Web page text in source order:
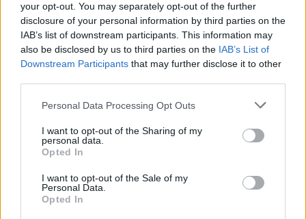
your opt-out. You may separately opt-out of the further
disclosure of your personal information by third parties on the
IAB’s list of downstream participants. This information may
also be disclosed by us to third parties on the IAB’s List of
Downstream Participants that may further disclose it to other
Please note that this website/app uses one or more Google
not limited to your visit or usage behaviour. You may click to
grant or deny consent to Google and its third-party tags to
use your data for below specified purposes in below Google
consent section.
Personal Data Processing Opt Outs
I want to opt-out of the Sharing of my
personal data.
Opted In
I want to opt-out of the Sale of my
Personal Data.
Opted In
Condividi l'articolo
F
a
ce
b
o
o
k
T
w
it
te
r
Pi
n
te
re
st
W
h
at
s
A
p
S
h
a
re
Articolo precedente
Prossimo articolo
NOTIZIE RECENTI